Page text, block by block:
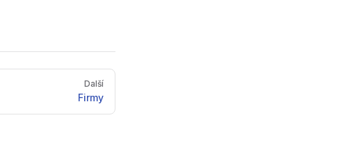
Další
Firmy